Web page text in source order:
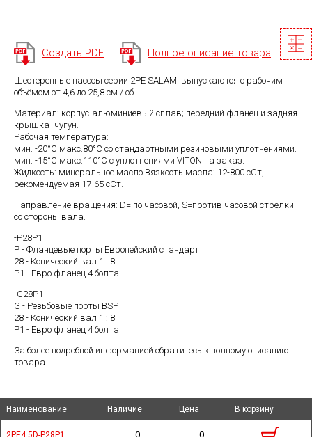
Создать PDF Полное описание товара
Шестеренные насосы серии 2PE SALAMI выпускаются с рабочим
объёмом от 4,6 до 25,8 см / об.
Материал: корпус-алюминиевый сплав; передний фланец и задняя
крышка -чугун.
Рабочая температура:
мин. -20°C макс.80°C со стандартными резиновыми уплотнениями.
мин. -15°C макс.110°C с уплотнениями VITON на заказ.
Жидкость: минеральное масло Вязкость масла: 12-800 cСт,
рекомендуемая 17-65 cСт.
Направление вращения: D= по часовой, S=против часовой стрелки
со стороны вала.
-P28P1
P - Фланцевые порты Европейский стандарт
28 - Конический вал 1 : 8
P1 - Евро фланец 4 болта
-G28P1
G - Резьбовые порты BSP
28 - Конический вал 1 : 8
P1 - Евро фланец 4 болта
За более подробной информацией обратитесь к полному описанию
товара.
Наименование Наличие Цена В корзину
0 0
Наименование
Наименование
Наименование Наличие Цена В корзину